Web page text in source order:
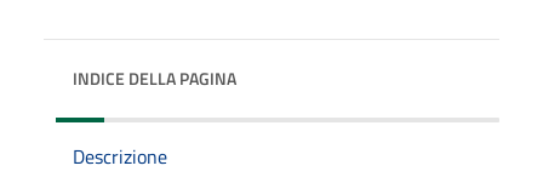
INDICE DELLA PAGINA
Descrizione